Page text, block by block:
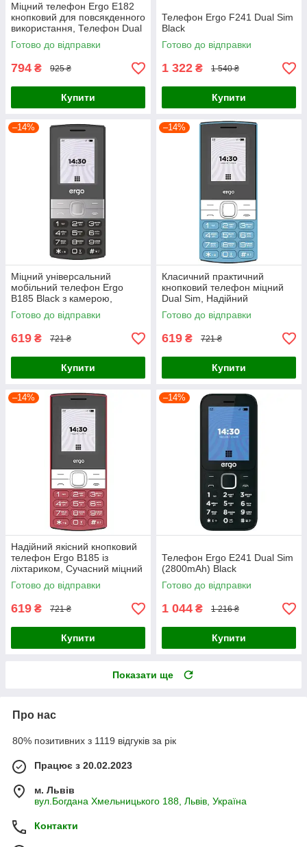
Міцний телефон Ergo E182
кнопковий для повсякденного
використання, Телефон Dual
Sim із кольоровим дисплеєм
Black-Orange
Готово до відправки
794 ₴ 925 ₴
Купити
Телефон Ergo F241 Dual Sim
Black
Готово до відправки
1 322 ₴ 1 540 ₴
Купити
–14%
Міцний універсальний
мобільний телефон Ergo
B185 Black з камерою,
Телефон Dual Sim із
фізичною клавіатурою для
Готово до відправки
619 ₴ 721 ₴
Купити
–14%
Класичний практичний
кнопковий телефон міцний
Dual Sim, Надійний
універсальний телефон Ergo
B185 із фізичною
Готово до відправки
619 ₴ 721 ₴
Купити
–14%
Надійний якісний кнопковий
телефон Ergo B185 із
ліхтариком, Сучасний міцний
автономний телефон Dual
Sim Red для роботи
Готово до відправки
619 ₴ 721 ₴
Купити
–14%
Телефон Ergo E241 Dual Sim
(2800mAh) Black
Готово до відправки
1 044 ₴ 1 216 ₴
Купити
Показати ще
Про нас
80% позитивних з 1119 відгуків за рік
Працює з 20.02.2023
м. Львів
вул.Богдана Хмельницького 188, Львів, Україна
Контакти